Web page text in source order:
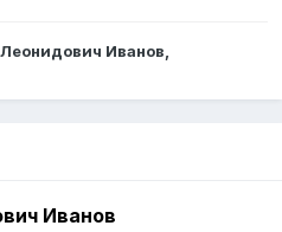
Иванов,
Иванов